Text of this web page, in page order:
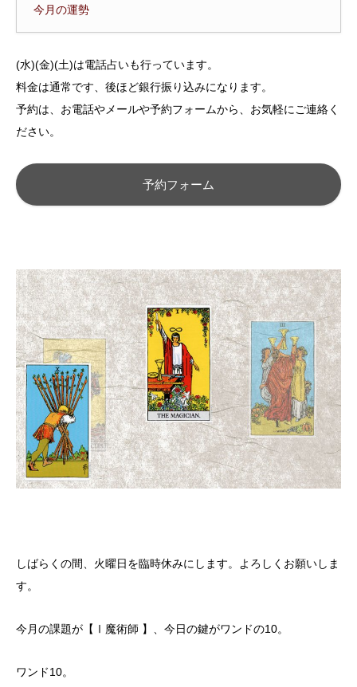
今月の運勢
(水)(金)(土)は電話占いも行っています。
料金は通常です、後ほど銀行振り込みになります。
予約は、お電話やメールや予約フォームから、お気軽にご連絡く
ださい。
予約フォーム
しばらくの間、火曜日を臨時休みにします。よろしくお願いしま
す。
今月の課題が【Ⅰ魔術師 】、今日の鍵がワンドの10。
ワンド10。